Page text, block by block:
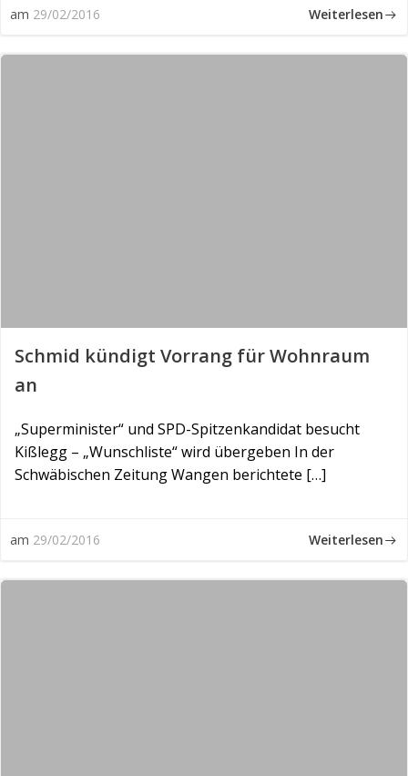
am 29/02/2016 Weiterlesen
Schmid kün­digt Vor­rang für Wohn­raum
an
„Superminister“ und SPD-Spitzenkandidat besucht
Kißlegg – „Wunschliste“ wird übergeben In der
Schwäbischen Zeitung Wangen berichtete […]
am 29/02/2016 Weiterlesen